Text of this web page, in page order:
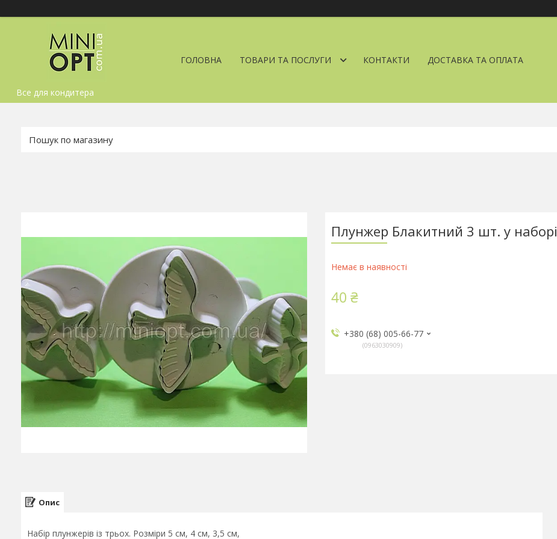
Все для кондитера
ГОЛОВНА ТОВАРИ ТА ПОСЛУГИ КОНТАКТИ ДОСТАВКА ТА ОПЛАТА
Плунжер Блакитний 3 шт. у наборі
Немає в наявності
40 ₴
+380 (68) 005-66-77
0963030909
Опис
Набір плунжерів із трьох. Розміри 5 см, 4 см, 3,5 см,